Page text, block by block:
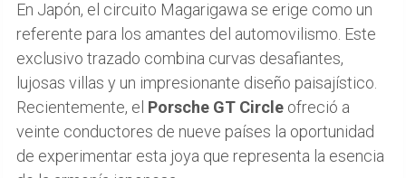
En Japón, el circuito Magarigawa se erige como un
referente para los amantes del automovilismo. Este
exclusivo trazado combina curvas desafiantes,
lujosas villas y un impresionante diseño paisajístico.
Recientemente, el Porsche GT Circle ofreció a
veinte conductores de nueve países la oportunidad
de experimentar esta joya que representa la esencia